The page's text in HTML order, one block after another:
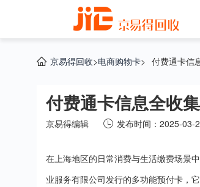
京易得回收>电商购物卡> 付费通卡信
付费通卡信息全收
京易得编辑 发布时间：2025-03-
在上海地区的日常消费与生活缴费场景中
业服务有限公司发行的多功能预付卡，